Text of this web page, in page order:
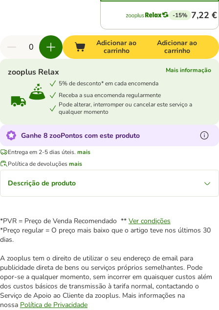
-15% 7,22 €
Adicionar ao
carrinho
Adicionar ao
carrinho
zooplus Relax
Mais informação
5% de desconto* em cada encomenda
Receba a sua encomenda regularmente
Pode alterar, interromper ou cancelar este serviço a
qualquer momento
Ganhe 8 zooPontos com este produto
Entrega em 2-5 dias úteis. mais
Política de devoluçõesmais
Descrição de produto
*PVR = Preço de Venda Recomendado ** Ver condições
*Preço regular = O preço mais baixo que o artigo teve nos últimos 30
dias.
A zooplus tem o direito de utilizar o seu endereço de email para
publicidade direta de bens ou serviços próprios semelhantes. Pode
opor-se a qualquer momento, sem incorrer em quaisquer custos além
dos custos básicos de transmissão à tarifa normal, contactando o
Serviço de Apoio ao Cliente da zooplus. Mais informações na
nossa Política de Privacidade